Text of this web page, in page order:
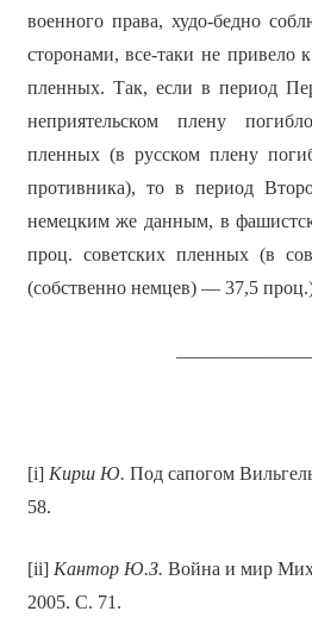
военного права, худо-бедно
сторонами, все-таки не привело
пленных. Так, если в период
неприятельском плену
пленных (в русском плену
противника), то в период
немецким же данным, в
проц. советских пленных (в
(собственно немцев) — 37,5
[i] Кирш Ю. Под сапогом
58.
[ii] Кантор Ю.З. Война и мир
2005. С. 71.